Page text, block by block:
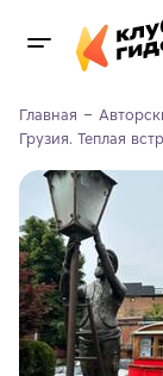
Главная
Грузия. Теплая